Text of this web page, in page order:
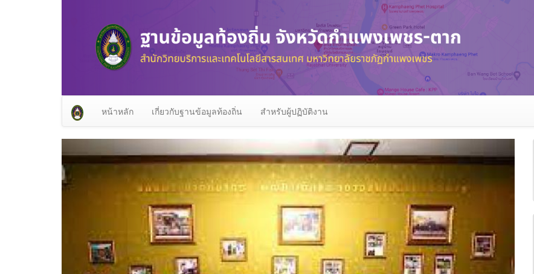
หน้าหลัก เกี่ยวกับฐานข้อมูลท้องถิ่น สำหรับผู้ปฏิบัติงาน